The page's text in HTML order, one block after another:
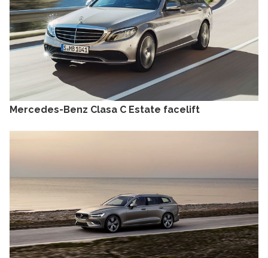
Mercedes-Benz Clasa C Estate facelift